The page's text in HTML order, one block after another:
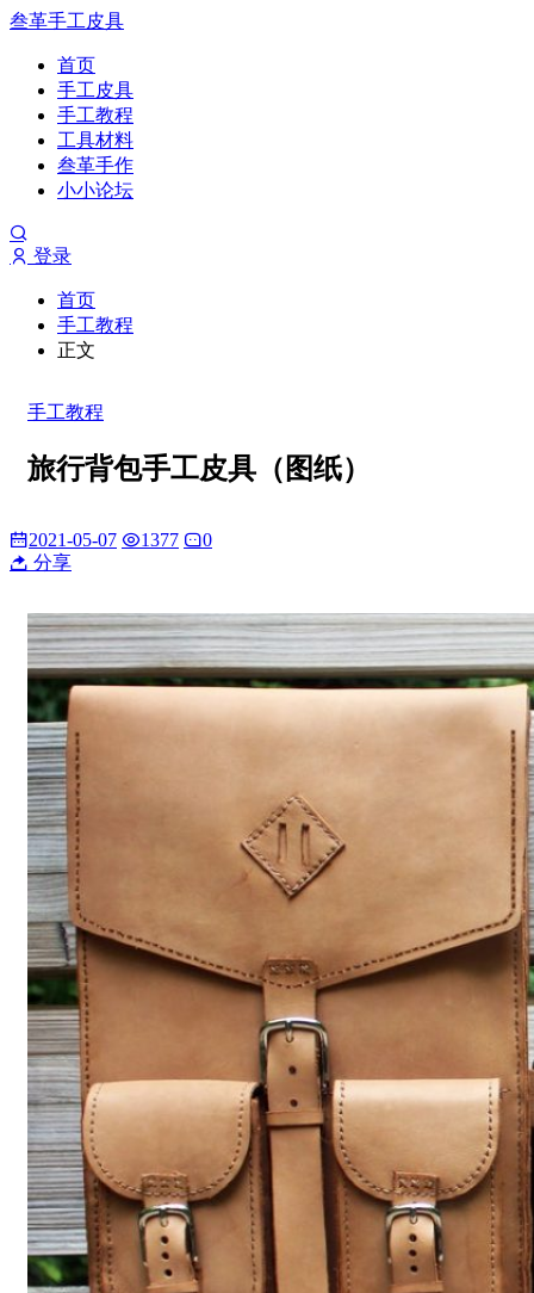
叁革手工皮具
首页
手工皮具
手工教程
工具材料
叁革手作
小小论坛
登录
首页
手工教程
正文
手工教程
旅行背包手工皮具（图纸）
2021-05-07 1377
0
分享